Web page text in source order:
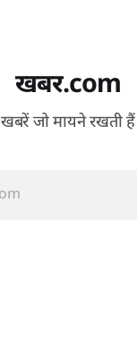
खबर.com
खबरें जो मायने रखती हैं